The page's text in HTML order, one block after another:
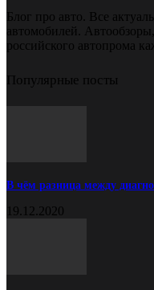
Блог про авто. Все
автомобилей.
российского автопрома
Популярные посты
В чём разница между
19.12.2020